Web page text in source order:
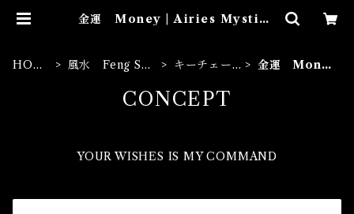
金運 Money | Airies Mystica
HOM
風水 Feng Shu
キーチェー
金運 Mone
CONCEPT
YOUR WISHES IS MY COMMAND